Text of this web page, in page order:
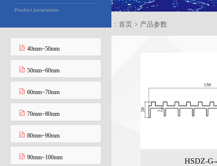
当前位置：首页 > 产品参数
Product parameters
40mm~50mm
50mm~60mm
60mm~70mm
70mm~80mm
80mm~90mm
90mm~100mm HSDZ-G-